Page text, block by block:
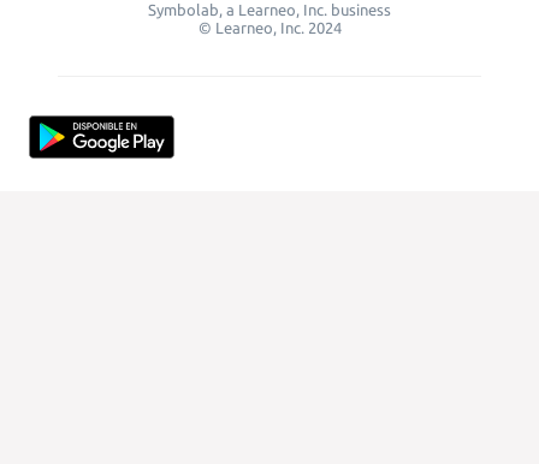
Symbolab, a Learneo, Inc. business
© Learneo, Inc. 2024